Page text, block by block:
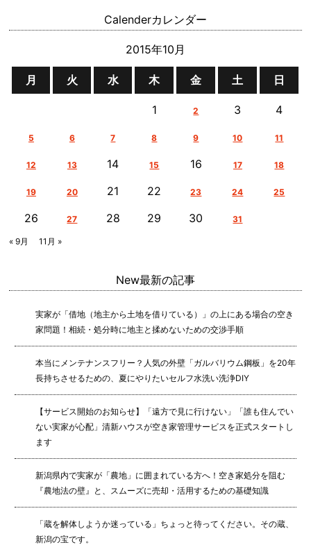
Calenderカレンダー
2015年10月
月 火 水 木 金 土 日
1 2 3 4
5 6 7 8 9 10 11
12 13 14 15 16 17 18
19 20 21 22 23 24 25
26 27 28 29 30 31
« 9月 11月 »
New最新の記事
実家が「借地（地主から土地を借りている）」の上にある場合の空き
家問題！相続・処分時に地主と揉めないための交渉手順
本当にメンテナンスフリー？人気の外壁「ガルバリウム鋼板」を20年
長持ちさせるための、夏にやりたいセルフ水洗い洗浄DIY
【サービス開始のお知らせ】「遠方で見に行けない」「誰も住んでい
ない実家が心配」清新ハウスが空き家管理サービスを正式スタートし
ます
新潟県内で実家が「農地」に囲まれている方へ！空き家処分を阻む
『農地法の壁』と、スムーズに売却・活用するための基礎知識
「蔵を解体しようか迷っている」ちょっと待ってください。その蔵、
新潟の宝です。